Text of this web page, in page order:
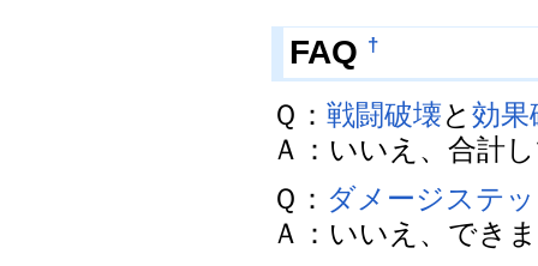
FAQ †
Ｑ：戦闘破壊と効果
Ａ：いいえ、合計
Ｑ： ダメージステ
Ａ：いいえ、でき